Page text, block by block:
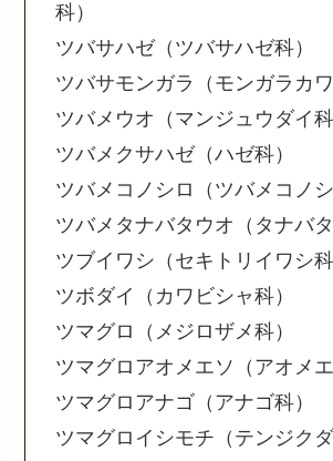
科）
ツバサハゼ（ツバサハゼ科）
ツバサモンガラ（モンガラカワ
ツバメウオ（マンジュウダイ科
ツバメクサハゼ（ハゼ科）
ツバメコノシロ（ツバメコノシ
ツバメタナバタウオ（タナバタ
ツブイワシ（セキトリイワシ科
ツボダイ（カワビシャ科）
ツマグロ（メジロザメ科）
ツマグロアオメエソ（アオメエ
ツマグロアナゴ（アナゴ科）
ツマグロイシモチ（テンジクダ